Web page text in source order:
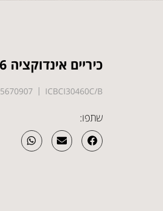
כיריים אינדוקציה 76 ס"מ
ICBCI30460C/B
5670907
שתפו: